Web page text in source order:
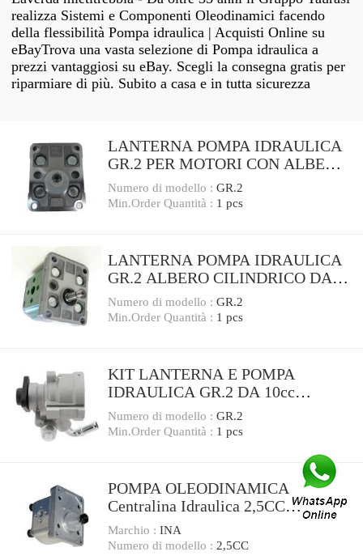
realizza Sistemi e Componenti Oleodinamici facendo
della flessibilità Pompa idraulica | Acquisti Online su
eBayTrova una vasta selezione di Pompa idraulica a
prezzi vantaggiosi su eBay. Scegli la consegna gratis per
riparmiare di più. Subito a casa e in tutta sicurezza
LANTERNA POMPA IDRAULICA
GR.2 PER MOTORI CON ALBERO
CONICO 24mm LOMBARDINI
ACME
Numero di modello : GR.2
Min.Order Quantità : 1 pcs
LANTERNA POMPA IDRAULICA
GR.2 ALBERO CILINDRICO DA
25mm PER MOTORI HONDA ecc
Numero di modello : GR.2
Min.Order Quantità : 1 pcs
KIT LANTERNA E POMPA
IDRAULICA GR.2 DA 10cc
LOMBARDINI INTERMOTOR
ACME FLANGIA
Numero di modello : GR.2
Min.Order Quantità : 1 pcs
POMPA OLEODINAMICA
Centralina Idraulica 2,5CC
oleodinamico GRUPPO 1 pumps
Marchio : INA
Numero di modello : 2,5CC